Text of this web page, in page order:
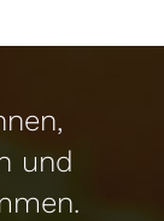
und